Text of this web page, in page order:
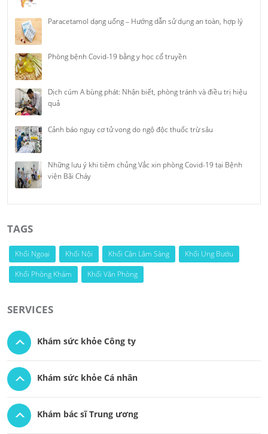
Paracetamol dạng uống – Hướng dẫn sử dụng an toàn, hợp lý
Phòng bệnh Covid-19 bằng y học cổ truyền
Dịch cúm A bùng phát: Nhận biết, phòng tránh và điều trị hiệu
quả
Cảnh báo nguy cơ tử vong do ngộ độc thuốc trừ sâu
Những lưu ý khi tiêm chủng Vắc xin phòng Covid-19 tại Bệnh
viện Bãi Cháy
TAGS
Khối Ngoại Khối Nội Khối Cận Lâm Sàng
Khối Ung Bướu
Khối Phòng Khám
Khối Văn Phòng
SERVICES
Khám sức khỏe Công ty
Khám sức khỏe Cá nhân
Khám bác sĩ Trung ương